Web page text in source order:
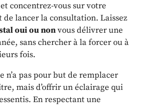
concentrez-vous sur votre
lancer la consultation. Laissez
oui ou nonvous délivrer une
sans chercher à la forcer ou à
fois.
n’a pas pour but de remplacer
mais d’offrir un éclairage qui
En respectant une